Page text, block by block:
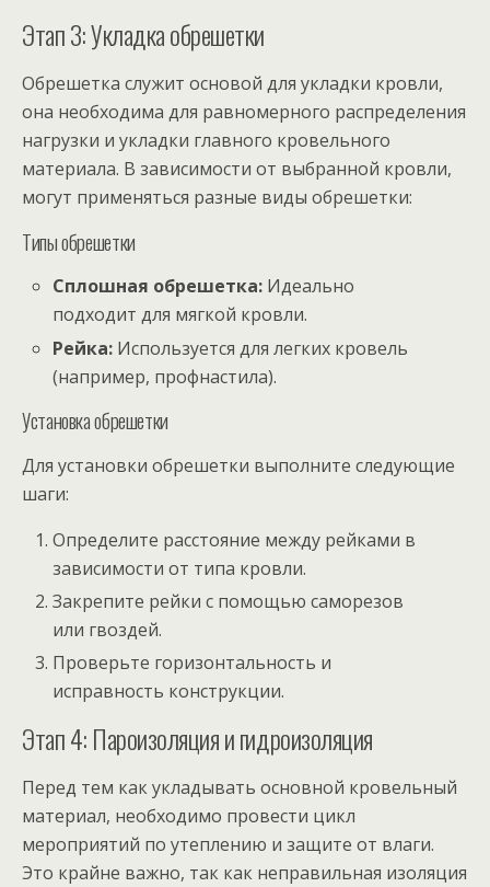
Этап 3: Укладка обрешетки
Обрешетка служит основой для укладки кровли,
она необходима для равномерного распределения
нагрузки и укладки главного кровельного
материала. В зависимости от выбранной кровли,
могут применяться разные виды обрешетки:
Типы обрешетки
Сплошная обрешетка: Идеально
подходит для мягкой кровли.
Рейка: Используется для легких кровель
(например, профнастила).
Установка обрешетки
Для установки обрешетки выполните следующие
шаги:
Определите расстояние между рейками в
зависимости от типа кровли.
Закрепите рейки с помощью саморезов
или гвоздей.
Проверьте горизонтальность и
исправность конструкции.
Этап 4: Пароизоляция и гидроизоляция
Перед тем как укладывать основной кровельный
материал, необходимо провести цикл
мероприятий по утеплению и защите от влаги.
Это крайне важно, так как неправильная изоляция